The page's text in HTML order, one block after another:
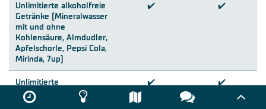
Unlimitierte alkoholfreie
Getränke (Mineralwasser
mit und ohne
Kohlensäure, Almdudler,
Apfelschorle, Pepsi Cola,
Mirinda, 7up)
✔️ ✔️
Unlimitierte
Kaffeespezialitäten und
6 BIO-Teesorten aus
✔️ ✔️